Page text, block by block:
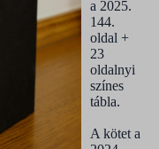
a 2025.
144.
oldal +
23
oldalnyi
színes
tábla.
A kötet a